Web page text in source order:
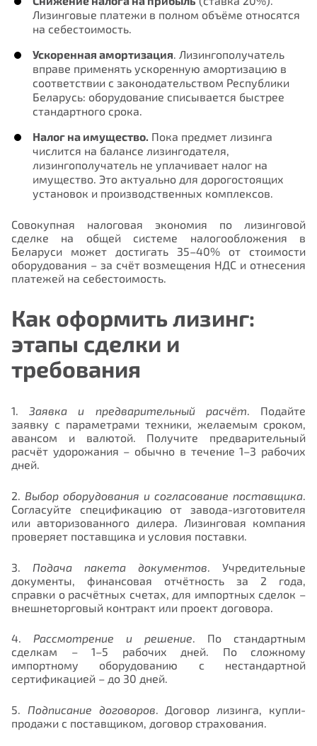
Лизинговые платежи в полном объёме относятся
на себестоимость.
Ускоренная амортизация . Лизингополучатель
вправе применять ускоренную амортизацию в
соответствии с законодательством Республики
Беларусь: оборудование списывается быстрее
стандартного срока.
Налог на имущество. Пока предмет лизинга
числится на балансе лизингодателя,
лизингополучатель не уплачивает налог на
имущество. Это актуально для дорогостоящих
установок и производственных комплексов.
Совокупная налоговая экономия по лизинговой
сделке на общей системе налогообложения в
Беларуси может достигать 35–40% от стоимости
оборудования – за счёт возмещения НДС и отнесения
платежей на себестоимость.
Как оформить лизинг:
этапы сделки и
требования
1.Заявка и предварительный расчёт. Подайте
заявку с параметрами техники, желаемым сроком,
авансом и валютой. Получите предварительный
расчёт удорожания – обычно в течение 1–3 рабочих
дней.
2. Выбор оборудования и согласование поставщика
Согласуйте спецификацию от завода-изготовителя
или авторизованного дилера. Лизинговая компания
проверяет поставщика и условия поставки.
3. Подача пакета документов . Учредительные
документы, финансовая отчётность за 2 года,
справки о расчётных счетах, для импортных сделок –
внешнеторговый контракт или проект договора.
4. Рассмотрение и решение. По стандартным
сделкам – 1–5 рабочих дней. По сложному
импортному оборудованию с нестандартной
сертификацией – до 30 дней.
5. Подписание договоров. Договор лизинга, купли-
продажи с поставщиком, договор страхования.